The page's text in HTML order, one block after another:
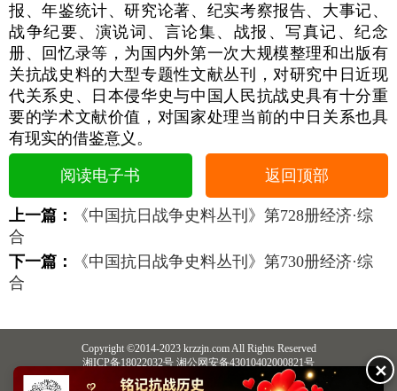
报、年鉴统计、研究论著、纪实考察报告、大事记、
战争纪要、演说词、言论集、战报、写真记、纪念
册、回忆录等，为国内外第一次大规模整理和出版有
关抗战史料的大型专题性文献丛刊，对研究中日近现
代关系史、日本侵华史与中国人民抗战史具有十分重
要的学术文献价值，对国家处理当前的中日关系也具
有现实的借鉴意义。
阅读电子书 返回顶部
上一篇：
《中国抗日战争史料丛刊》第728册经济·综
合
下一篇：
《中国抗日战争史料丛刊》第730册经济·综
合
Copyright ©2014-2023 krzzjn.com All Rights Reserved
湘ICP备18022032号 湘公网安备43010402000821号
中央网信办违法和不良信息举报中心
长沙市互联网违法和不良信息举报中心✕